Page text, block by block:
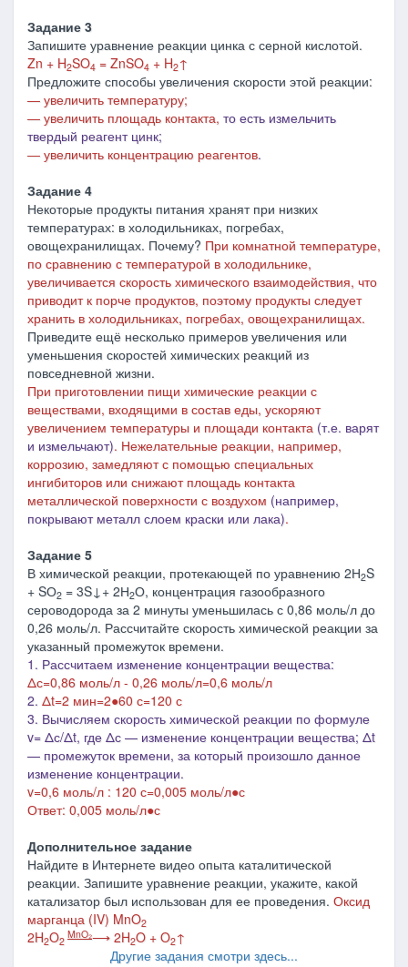
Задание 3
Запишите уравнение реакции цинка с серной кислотой.
Zn + H2SO4 = ZnSO4 + H2↑
Предложите способы увеличения скорости этой реакции:
― увеличить температуру;
― увеличить площадь контакта, то есть измельчить
твердый реагент цинк;
― увеличить концентрацию реагентов.
Задание 4
Некоторые продукты питания хранят при низких
температурах: в холодильниках, погребах,
овощехранилищах. Почему? При комнатной температуре,
по сравнению с температурой в холодильнике,
увеличивается скорость химического взаимодействия, что
приводит к порче продуктов, поэтому продукты следует
хранить в холодильниках, погребах, овощехранилищах.
Приведите ещё несколько примеров увеличения или
уменьшения скоростей химических реакций из
повседневной жизни.
При приготовлении пищи химические реакции с
веществами, входящими в состав еды, ускоряют
увеличением температуры и площади контакта (т.е. варят
и измельчают). Нежелательные реакции, например,
коррозию, замедляют с помощью специальных
ингибиторов или снижают площадь контакта
металлической поверхности с воздухом (например,
покрывают металл слоем краски или лака).
Задание 5
В химической реакции, протекающей по уравнению 2Н2S
+ SО2 = 3S↓+ 2Н2О, концентрация газообразного
сероводорода за 2 минуты уменьшилась с 0,86 моль/л до
0,26 моль/л. Рассчитайте скорость химической реакции за
указанный промежуток времени.
1. Рассчитаем изменение концентрации вещества:
Δс=0,86 моль/л - 0,26 моль/л=0,6 моль/л
2. Δt=2 мин=2●60 с=120 с
3. Вычисляем скорость химической реакции по формуле
v= Δс/Δt, где Δс — изменение концентрации вещества; Δt
— промежуток времени, за который произошло данное
изменение концентрации.
v=0,6 моль/л : 120 с=0,005 моль/л●с
Ответ: 0,005 моль/л●с
Дополнительное задание
Найдите в Интернете видео опыта каталитической
реакции. Запишите уравнение реакции, укажите, какой
катализатор был использован для ее проведения. Оксид
марганца (IV) MnO2
2H2O2
MnO₂⟶ 2H2O + O2↑
Другие задания смотри здесь...